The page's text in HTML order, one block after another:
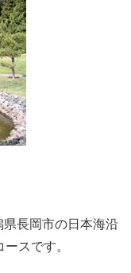
長岡市の日本海沿
スです。